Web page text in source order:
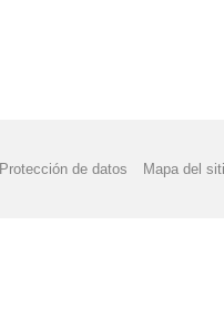
Protección de datos Mapa del